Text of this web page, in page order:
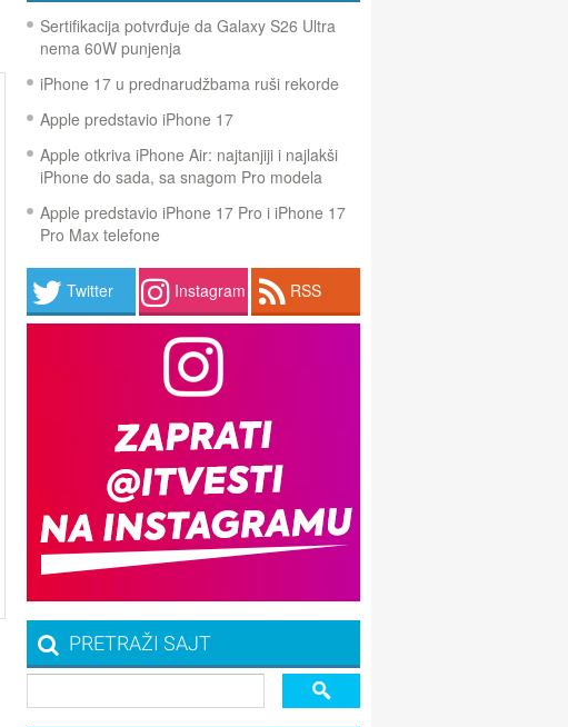
Sertifikacija potvrđuje da Galaxy S26 Ultra
nema 60W punjenja
iPhone 17 u prednarudžbama ruši rekorde
Apple predstavio iPhone 17
Apple otkriva iPhone Air: najtanjiji i najlakši
iPhone do sada, sa snagom Pro modela
Apple predstavio iPhone 17 Pro i iPhone 17
Pro Max telefone
Twitter Instagram RSS
PRETRAŽI SAJT